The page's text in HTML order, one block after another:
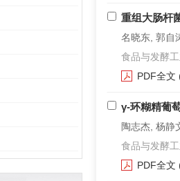
重组大肠杆
名晓东, 郭自
食品与发酵
PDF全文
γ-环糊精葡
陶志杰, 杨静
食品与发酵
PDF全文